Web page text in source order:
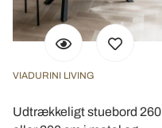
VIADURINI LIVING
Udtrækkeligt stuebord 260